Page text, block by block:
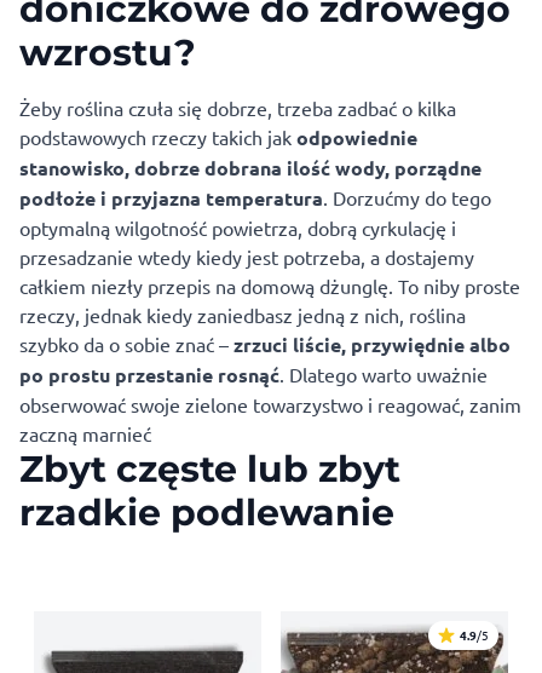
doniczkowe do zdrowego
wzrostu?
Żeby roślina czuła się dobrze, trzeba zadbać o kilka
podstawowych rzeczy takich jak odpowiednie
stanowisko, dobrze dobrana ilość wody, porządne
podłoże i przyjazna temperatura. Dorzućmy do tego
optymalną wilgotność powietrza, dobrą cyrkulację i
przesadzanie wtedy kiedy jest potrzeba, a dostajemy
całkiem niezły przepis na domową dżunglę. To niby proste
rzeczy, jednak kiedy zaniedbasz jedną z nich, roślina
szybko da o sobie znać – zrzuci liście, przywiędnie albo
po prostu przestanie rosnąć. Dlatego warto uważnie
obserwować swoje zielone towarzystwo i reagować, zanim
zaczną marnieć
Zbyt częste lub zbyt
rzadkie podlewanie
4.9/5